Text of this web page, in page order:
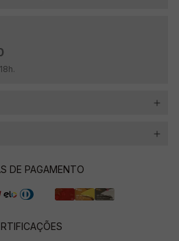
DE PAGAMENTO